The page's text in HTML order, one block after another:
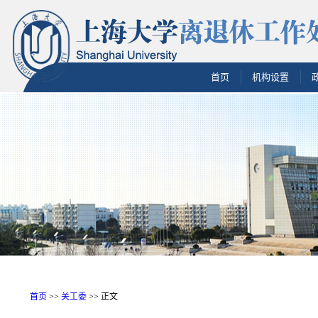
首页 机构设置
首页 >> 关工委 >> 正文